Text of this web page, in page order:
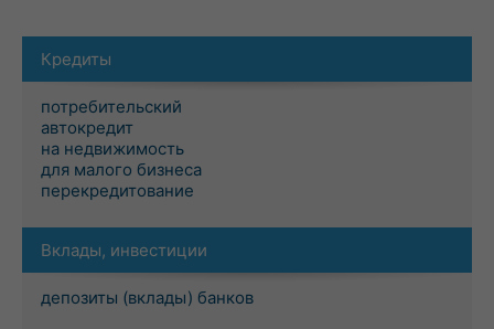
Кредиты
потребительский
автокредит
на недвижимость
для малого бизнеса
перекредитование
Вклады, инвестиции
депозиты (вклады) банков